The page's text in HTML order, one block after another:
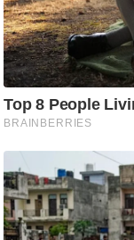
ज्यो
ति
ष
प्र
भु
मा
/
ध